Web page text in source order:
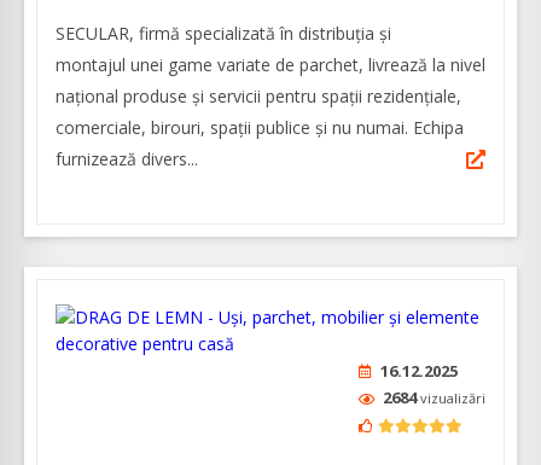
SECULAR, firmă specializată în distribuția și
montajul unei game variate de parchet, livrează la nivel
național produse și servicii pentru spații rezidenţiale,
comerciale, birouri, spații publice şi nu numai. Echipa
furnizează divers...
16.12.2025
2684vizualizări